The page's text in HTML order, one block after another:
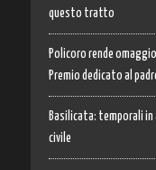
questo tratto
Policoro rende
Premio dedicato al
Basilicata: temporali in
civile